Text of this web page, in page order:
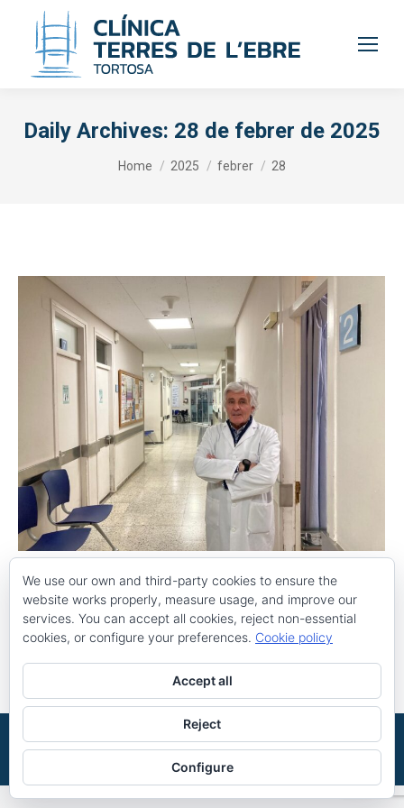
Daily Archives: 28 de febrer de 2025
Home 2025 febrer 28
Gerard Ginovart: “La gent viu més perquè
l’ajudem a viure millor”
Notícies,Promoció de la salut ByMaria Acosta 28 de febrer de 2025
©2026 Powered bySaluttortosa
Avís legal|Política de cookies|Política de privacitat| Centre autoritzat pel
Departament de Salut (registre H43001967)
We use our own and third-party cookies to ensure the
website works properly, measure usage, and improve our
services. You can accept all cookies, reject non-essential
cookies, or configure your preferences. Cookie policy
Accept all
Reject
Configure